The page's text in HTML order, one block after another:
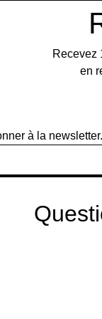
Recevez
en
à la newsletter.